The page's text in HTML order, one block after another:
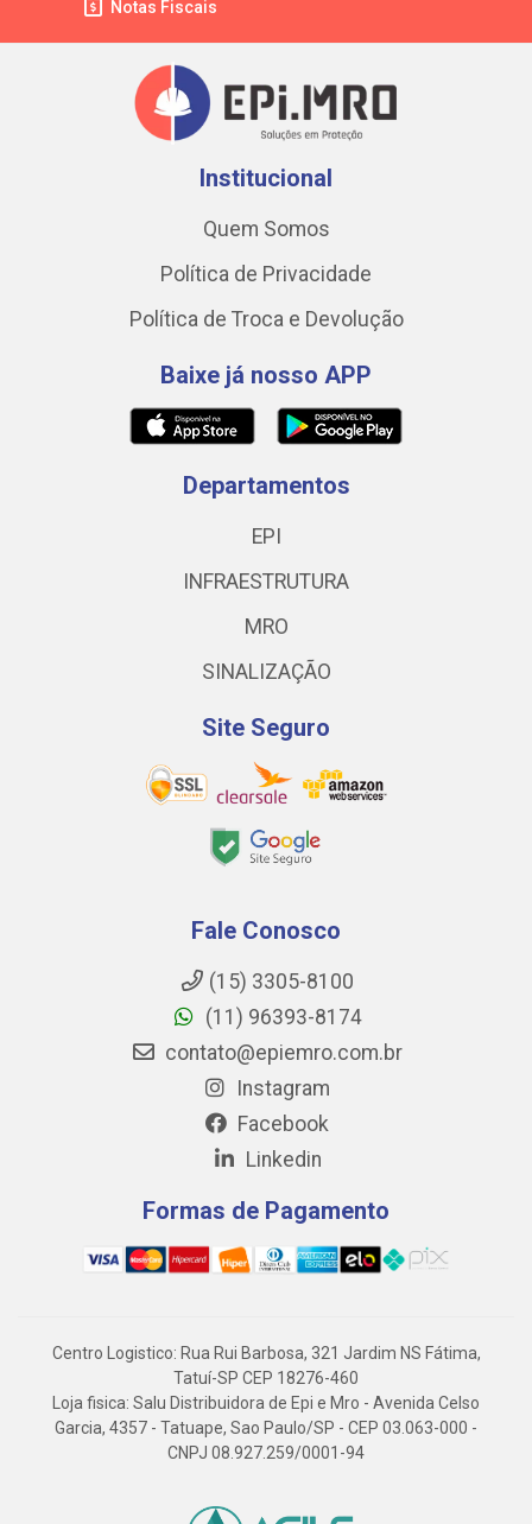
Notas Fiscais
Institucional
Quem Somos
Política de Privacidade
Política de Troca e Devolução
Baixe já nosso APP
Departamentos
EPI
INFRAESTRUTURA
MRO
SINALIZAÇÃO
Site Seguro
Fale Conosco
(15) 3305-8100
(11) 96393-8174
contato@epiemro.com.br
Instagram
Facebook
Linkedin
Formas de Pagamento
Centro Logistico: Rua Rui Barbosa, 321 Jardim NS Fátima,
Tatuí-SP CEP 18276-460
Loja fisica: Salu Distribuidora de Epi e Mro - Avenida Celso
Garcia, 4357 - Tatuape, Sao Paulo/SP - CEP 03.063-000 -
CNPJ 08.927.259/0001-94